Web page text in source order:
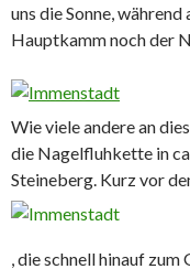
uns die Sonne,
Hauptkamm noch der
Wie viele andere an
die Nagelfluhkette in
Steineberg. Kurzvor
, die schnell hinauf